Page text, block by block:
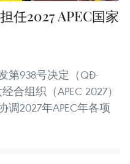
任2027 APEC国家
第938号决定（QĐ-
合组织（APEC 2027）
2027年APEC年各项